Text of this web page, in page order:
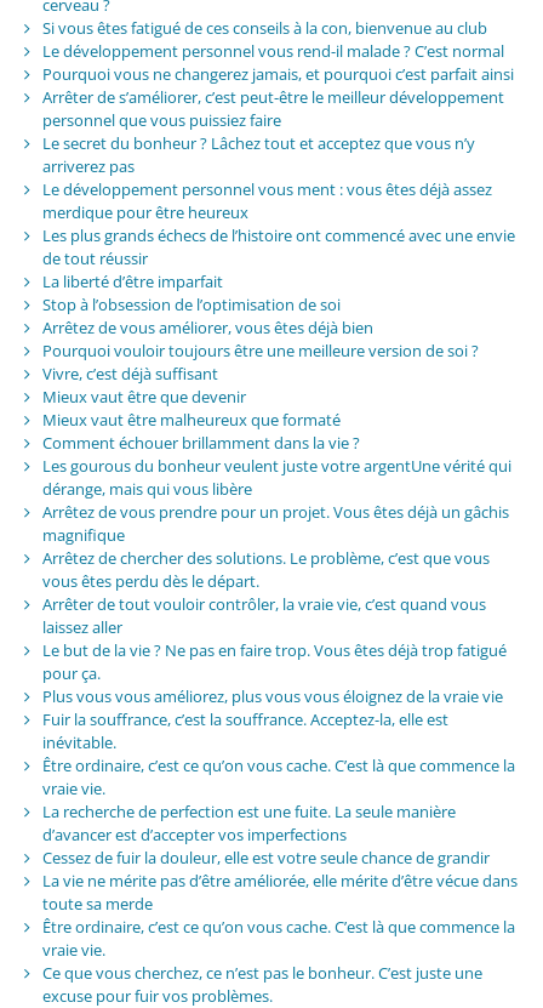
cerveau ?
Si vous êtes fatigué de ces conseils à la con, bienvenue au club
Le développement personnel vous rend-il malade ? C’est normal
Pourquoi vous ne changerez jamais, et pourquoi c’est parfait ainsi
Arrêter de s’améliorer, c’est peut-être le meilleur développement
personnel que vous puissiez faire
Le secret du bonheur ? Lâchez tout et acceptez que vous n’y
arriverez pas
Le développement personnel vous ment : vous êtes déjà assez
merdique pour être heureux
Les plus grands échecs de l’histoire ont commencé avec une envie
de tout réussir
La liberté d’être imparfait
Stop à l’obsession de l’optimisation de soi
Arrêtez de vous améliorer, vous êtes déjà bien
Pourquoi vouloir toujours être une meilleure version de soi ?
Vivre, c’est déjà suffisant
Mieux vaut être que devenir
Mieux vaut être malheureux que formaté
Comment échouer brillamment dans la vie ?
Les gourous du bonheur veulent juste votre argentUne vérité qui
dérange, mais qui vous libère
Arrêtez de vous prendre pour un projet. Vous êtes déjà un gâchis
magnifique
Arrêtez de chercher des solutions. Le problème, c’est que vous
vous êtes perdu dès le départ.
Arrêter de tout vouloir contrôler, la vraie vie, c’est quand vous
laissez aller
Le but de la vie ? Ne pas en faire trop. Vous êtes déjà trop fatigué
pour ça.
Plus vous vous améliorez, plus vous vous éloignez de la vraie vie
Fuir la souffrance, c’est la souffrance. Acceptez-la, elle est
inévitable.
Être ordinaire, c’est ce qu’on vous cache. C’est là que commence la
vraie vie.
La recherche de perfection est une fuite. La seule manière
d’avancer est d’accepter vos imperfections
Cessez de fuir la douleur, elle est votre seule chance de grandir
La vie ne mérite pas d’être améliorée, elle mérite d’être vécue dans
toute sa merde
Être ordinaire, c’est ce qu’on vous cache. C’est là que commence la
vraie vie.
Ce que vous cherchez, ce n’est pas le bonheur. C’est juste une
excuse pour fuir vos problèmes.